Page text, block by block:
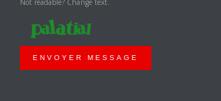
Not readable? Change text.
ENVOYER MESSAGE